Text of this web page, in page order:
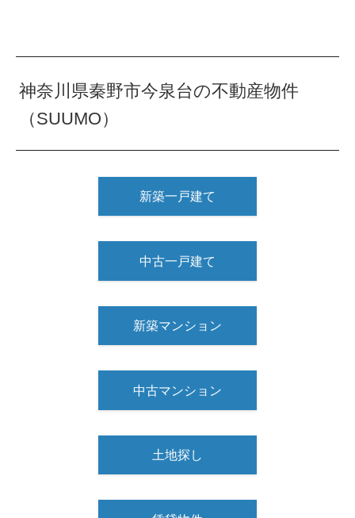
神奈川県秦野市今泉台の不動産物件
（SUUMO）
新築一戸建て
中古一戸建て
新築マンション
中古マンション
土地探し